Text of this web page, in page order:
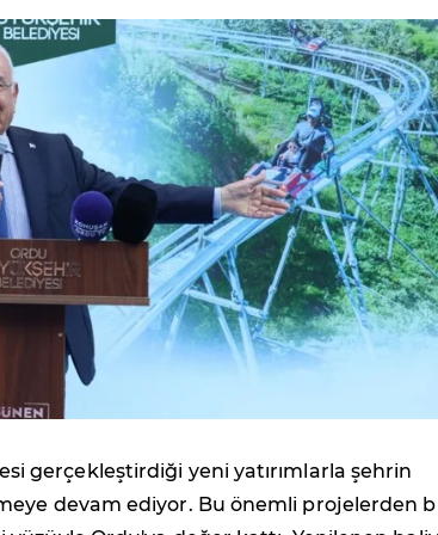
gerçekleştirdiği yeni yatırımlarla şehrin
devam ediyor. Bu önemli projelerden